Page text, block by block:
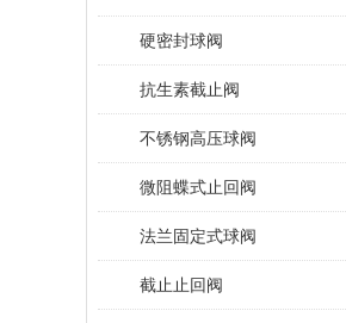
硬密封球阀
抗生素截止阀
不锈钢高压球阀
微阻蝶式止回阀
法兰固定式球阀
截止止回阀